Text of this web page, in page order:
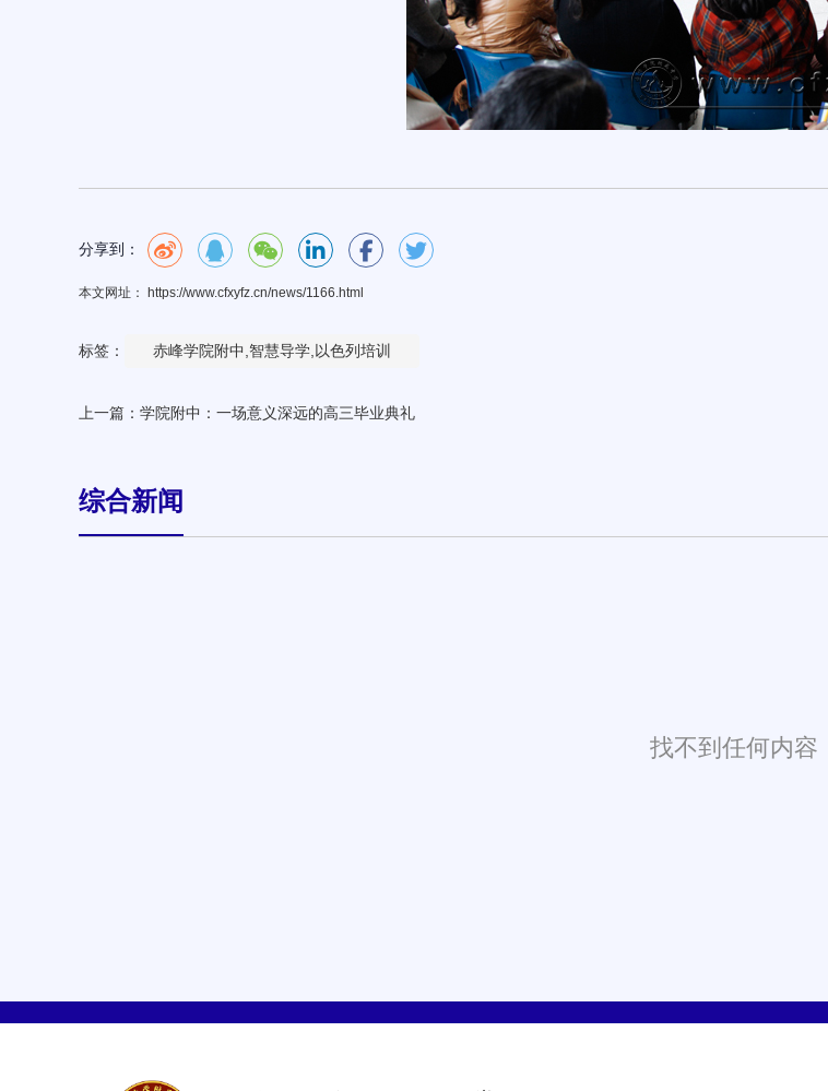
分享到：
本文网址： https://www.cfxyfz.cn/news/1166.html
标签： 赤峰学院附中,智慧导学,以色列培训
上一篇： 学院附中：一场意义深远的高三毕业典礼
综合新闻
找不到任何内容